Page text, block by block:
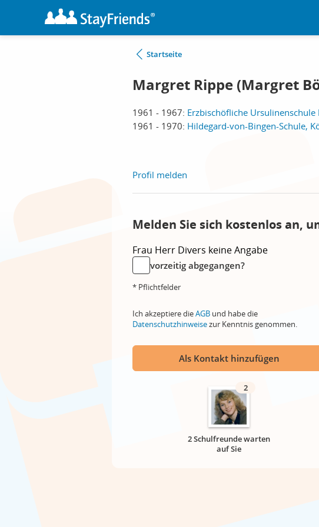
Startseite
Margret Rippe (Margret
1961 - 1967: Erzbischöfliche
1961 - 1970: Hildegard-von-Bingen-Schule,
Profil melden
Melden Sie sich kostenlos an,
Frau Herr Divers keine Angabe
vorzeitig abgegangen?
* Pflichtfelder
Ich akzeptiere dieAGB und habe die
Datenschutzhinweisezur Kenntnis genommen.
Als Kontakt hinzufügen
2
2 Schulfreunde warten
auf Sie